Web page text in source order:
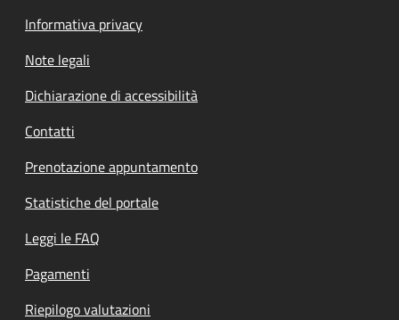
Informativa privacy
Note legali
Dichiarazione di accessibilità
Contatti
Prenotazione appuntamento
Statistiche del portale
Leggi le FAQ
Pagamenti
Riepilogo valutazioni